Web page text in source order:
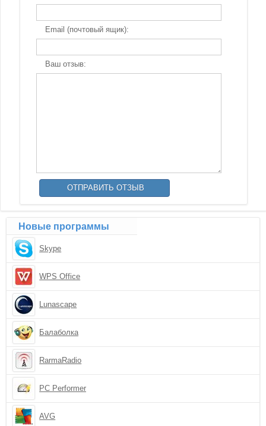
Email (почтовый ящик):
Ваш отзыв:
Новые программы
Skype
WPS Office
Lunascape
Балаболка
RarmaRadio
PC Performer
AVG